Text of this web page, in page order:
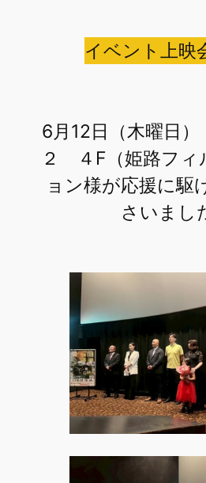
イベント上映
6月12日（木曜日
２ ４F（姫路フィ
ョン様が応援に駆
さいまし